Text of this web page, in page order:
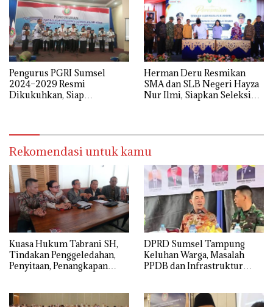
Pengurus PGRI Sumsel
2024–2029 Resmi
Dikukuhkan, Siap
Herman Deru Resmikan
SMA dan SLB Negeri Hayza
Nur Ilmi, Siapkan Seleksi
Rekomendasi untuk kamu
‎Kuasa Hukum Tabrani SH,
Tindakan Penggeledahan,
Penyitaan, Penangkapan
Melalui Mekanisme
DPRD Sumsel Tampung
Keluhan Warga, Masalah
PPDB dan Infrastruktur